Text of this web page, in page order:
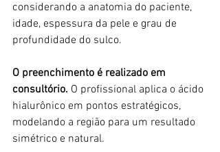
considerando a anatomia do paciente,
idade, espessura da pele e grau de
profundidade do sulco.
O preenchimento é realizado em
consultório. O profissional aplica o ácido
hialurônico em pontos estratégicos,
modelando a região para um resultado
simétrico e natural.